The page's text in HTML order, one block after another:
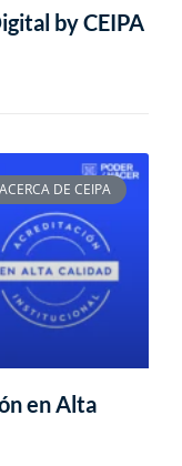
by CEIPA
ACERCA DE CEIPA
en Alta